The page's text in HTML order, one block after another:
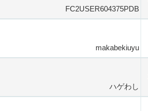
FC2USER604375PDB
makabekiuyu
ハゲわし